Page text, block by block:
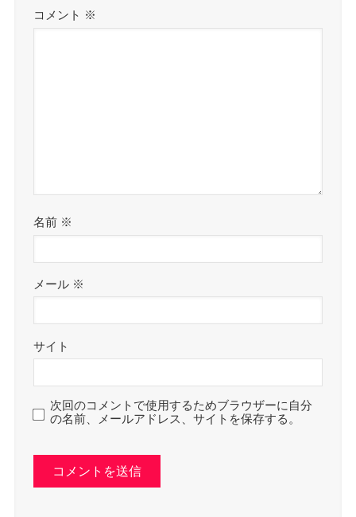
コメント ※
名前 ※
メール ※
サイト
次回のコメントで使用するためブラウザーに自分
の名前、メールアドレス、サイトを保存する。